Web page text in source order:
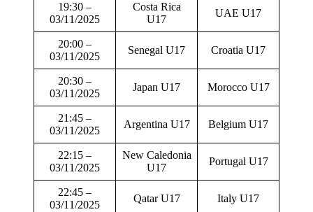
19:30 –
03/11/2025
Costa Rica
U17
UAE U17
20:00 –
03/11/2025
Senegal U17 Croatia U17
20:30 –
03/11/2025
Japan U17 Morocco U17
21:45 –
03/11/2025
Argentina U17 Belgium U17
22:15 –
03/11/2025
New Caledonia
U17
Portugal U17
22:45 –
03/11/2025
Qatar U17 Italy U17